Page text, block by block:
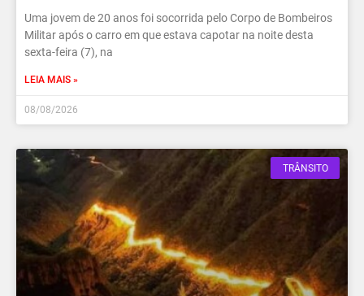
Uma jovem de 20 anos foi socorrida pelo Corpo de Bombeiros
Militar após o carro em que estava capotar na noite desta
sexta-feira (7), na
LEIA MAIS »
08/08/2026
TRÂNSITO